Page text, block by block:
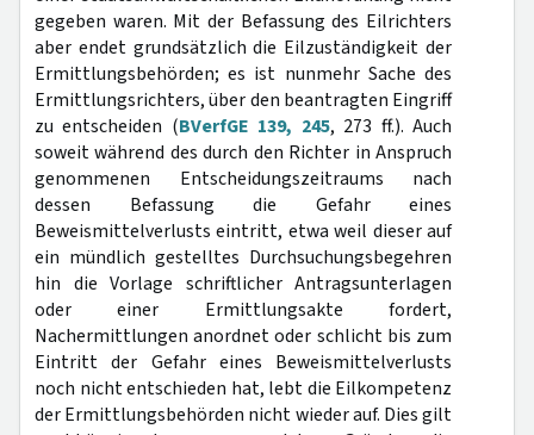
gegeben waren. Mit der Befassung des Eilrichters
aber endet grundsätzlich die Eilzuständigkeit der
Ermittlungsbehörden; es ist nunmehr Sache des
Ermittlungsrichters, über den beantragten Eingriff
zu entscheiden (BVerfGE 139, 245, 273 ff.). Auch
soweit während des durch den Richter in Anspruch
genommenen Entscheidungszeitraums nach
dessen Befassung die Gefahr eines
Beweismittelverlusts eintritt, etwa weil dieser auf
ein mündlich gestelltes Durchsuchungsbegehren
hin die Vorlage schriftlicher Antragsunterlagen
oder einer Ermittlungsakte fordert,
Nachermittlungen anordnet oder schlicht bis zum
Eintritt der Gefahr eines Beweismittelverlusts
noch nicht entschieden hat, lebt die Eilkompetenz
der Ermittlungsbehörden nicht wieder auf. Dies gilt